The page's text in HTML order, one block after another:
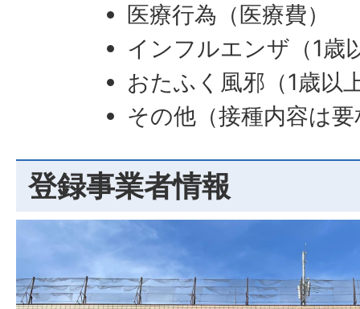
医療行為（医療費）
インフルエンザ（1歳
おたふく風邪（1歳以
その他（接種内容は
登録事業者情報